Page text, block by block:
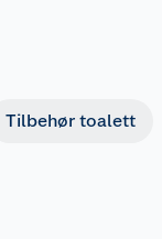
Tilbehør toalett